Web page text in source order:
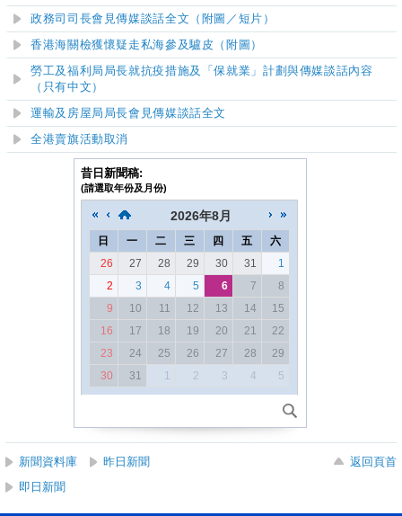
政務司司長會見傳媒談話全文（附圖／短片）
香港海關檢獲懷疑走私海參及驢皮（附圖）
勞工及福利局局長就抗疫措施及「保就業」計劃與傳媒談話內容
（只有中文）
運輸及房屋局局長會見傳媒談話全文
全港賣旗活動取消
昔日新聞稿:
(請選取年份及月份)
2026年8月
日 一 二 三 四 五
六
26
27 28 29 30 31
1
2
3 4 5 6 7
8
9
10 11 12 13 14
15
16
17 18 19 20 21
22
23
24 25 26 27 28
29
30
31 1 2 3 4 5
新聞資料庫 昨日新聞
返回頁首
即日新聞